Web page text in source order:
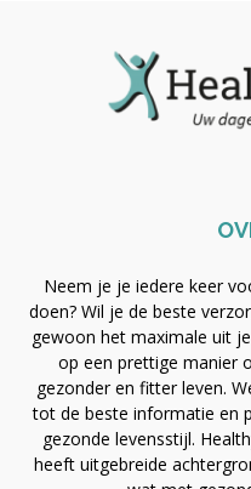
Neem je je iedere keer
doen? Wil je de beste
gewoon het maximale uit
op een prettige manier
gezonder en fitter leven.
tot de beste informatie en
gezonde levensstijl.
heeft uitgebreide